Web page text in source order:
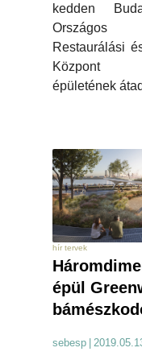
kedden
Országos
Restaurálási
Központ
épületének
hír tervek
épül
sebesp